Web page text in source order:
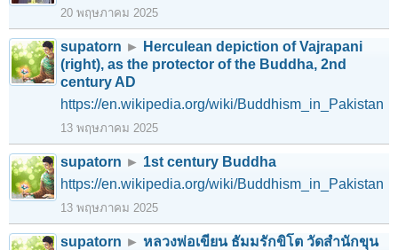
20 พฤษภาคม 2025
supatorn ► Herculean depiction of Vajrapani
(right), as the protector of the Buddha, 2nd
century AD
https://en.wikipedia.org/wiki/Buddhism_in_Pakistan
13 พฤษภาคม 2025
supatorn ► 1st century Buddha
https://en.wikipedia.org/wiki/Buddhism_in_Pakistan
13 พฤษภาคม 2025
supatorn ► หลวงพ่อเขียน ธัมมรักขิโต วัดสำนักขุน